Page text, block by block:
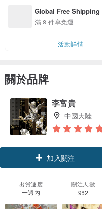
Global Free Shipping
滿 8 件享免運
活動詳情
關於品牌
李富貴
中國大陸
加入關注
出貨速度
一週內
關注人數
962